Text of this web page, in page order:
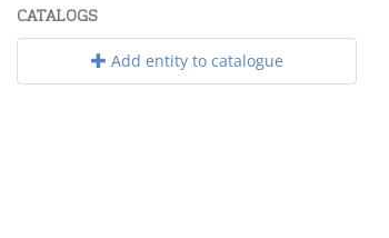
CATALOGS
Add entity to catalogue